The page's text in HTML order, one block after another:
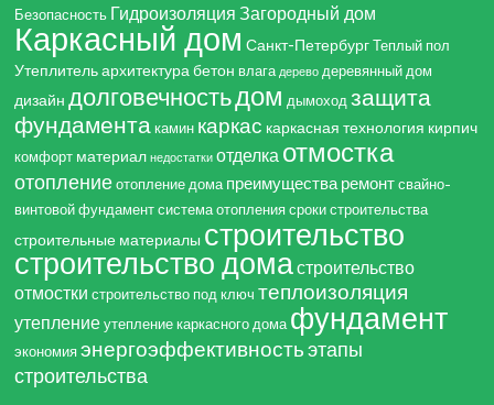
Безопасность Гидроизоляция Загородный дом
Каркасный дом Санкт-Петербург Теплый пол
Утеплительархитектурабетон влага дерево деревянный дом
дизайн долговечностьдом дымоход защита
фундамента камин каркас каркасная технология кирпич
комфорт материал недостатки отделка отмостка
отопление отопление дома преимуществаремонт свайно-
винтовой фундамент система отопления сроки строительства
строительные материалы строительство
строительство домастроительство
отмостки строительство под ключ теплоизоляция
утепление утепление каркасного дома фундамент
экономия энергоэффективность этапы
строительства